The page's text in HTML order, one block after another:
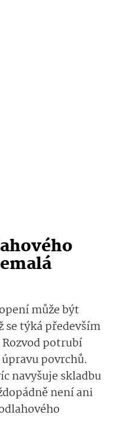
může být
týká především
potrubí
povrchů.
navyšuje skladbu
není ani